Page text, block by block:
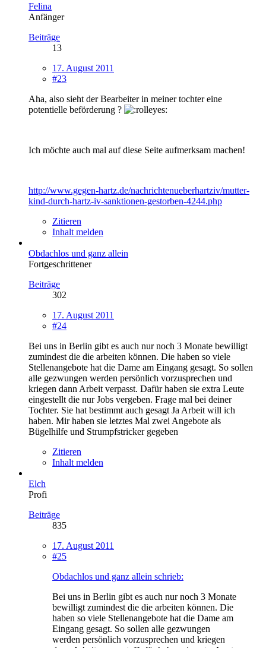
Felina
Anfänger
Beiträge
13
17. August 2011
#23
Aha, also sieht der Bearbeiter in meiner tochter eine
potentielle beförderung ?
Ich möchte auch mal auf diese Seite aufmerksam machen!
http://www.gegen-hartz.de/nachrichtenueberhartziv/mutter-
kind-durch-hartz-iv-sanktionen-gestorben-4244.php
Zitieren
Inhalt melden
Obdachlos und ganz allein
Fortgeschrittener
Beiträge
302
17. August 2011
#24
Bei uns in Berlin gibt es auch nur noch 3 Monate bewilligt
zumindest die die arbeiten können. Die haben so viele
Stellenangebote hat die Dame am Eingang gesagt. So sollen
alle gezwungen werden persönlich vorzusprechen und
kriegen dann Arbeit verpasst. Dafür haben sie extra Leute
eingestellt die nur Jobs vergeben. Frage mal bei deiner
Tochter. Sie hat bestimmt auch gesagt Ja Arbeit will ich
haben. Mir haben sie letztes Mal zwei Angebote als
Bügelhilfe und Strumpfstricker gegeben
Zitieren
Inhalt melden
Elch
Profi
Beiträge
835
17. August 2011
#25
Obdachlos und ganz allein schrieb:
Bei uns in Berlin gibt es auch nur noch 3 Monate
bewilligt zumindest die die arbeiten können. Die
haben so viele Stellenangebote hat die Dame am
Eingang gesagt. So sollen alle gezwungen
werden persönlich vorzusprechen und kriegen